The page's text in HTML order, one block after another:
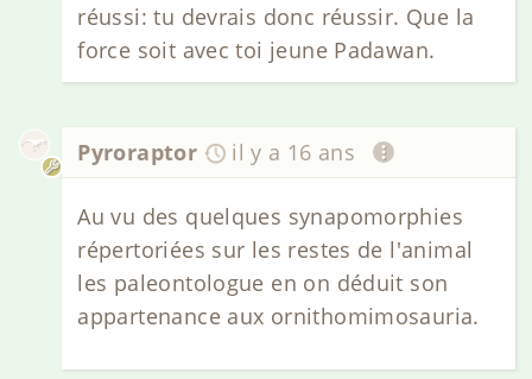
réussi: tu devrais donc réussir. Que la
force soit avec toi jeune Padawan.
Pyroraptor il y a 16 ans
Au vu des quelques synapomorphies
répertoriées sur les restes de l'animal
les paleontologue en on déduit son
appartenance aux ornithomimosauria.